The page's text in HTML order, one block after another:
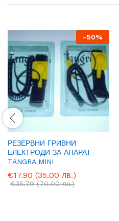
-50%
РЕЗЕРВНИ ГРИВНИ
ЕЛЕКТРОДИ ЗА АПАРАТ
TANGRA MINI
€17.90 (35.00 лв.)
€35.79 (70.00 лв.)